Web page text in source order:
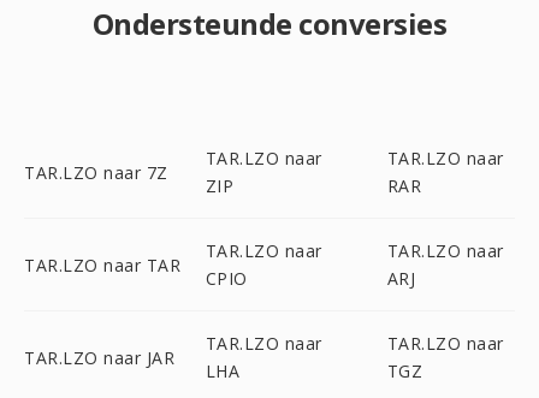
Ondersteunde conversies
TAR.LZO naar 7Z
TAR.LZO naar
ZIP
TAR.LZO naar
RAR
TAR.LZO naar TAR
TAR.LZO naar
CPIO
TAR.LZO naar
ARJ
TAR.LZO naar JAR
TAR.LZO naar
LHA
TAR.LZO naar
TGZ